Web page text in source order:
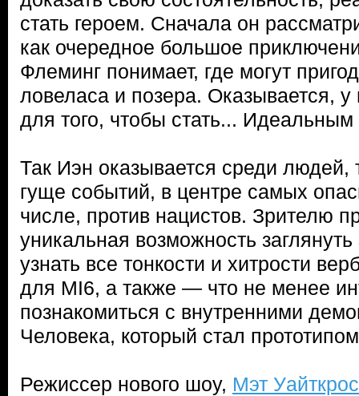
стать героем. Сначала он
как очередное большое
Флеминг понимает, где могут
ловеласа и позера. Оказывается, у
для того, чтобы стать...
Так Иэн оказывается среди
гуще событий, в центре самых
числе, против нацистов. Зрителю
уникальная возможность
узнать все тонкости и хитрости
для MI6, а также — что не менее
познакомиться с внутренними
Человека, который стал
Режиссер нового шоу, Мэт